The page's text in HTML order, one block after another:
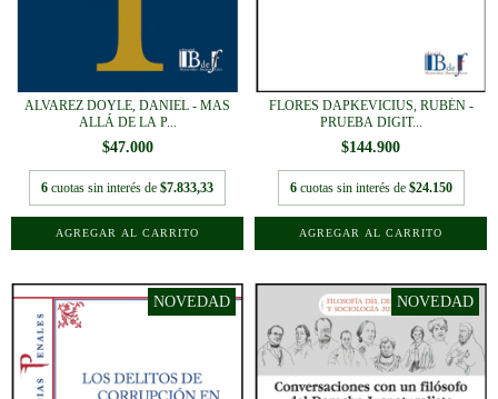
ALVAREZ DOYLE, DANIEL - MAS
ALLÁ DE LA P...
$47.000
6 cuotas sin interés de $7.833,33
FLORES DAPKEVICIUS, RUBÉN -
PRUEBA DIGIT...
$144.900
6 cuotas sin interés de $24.150